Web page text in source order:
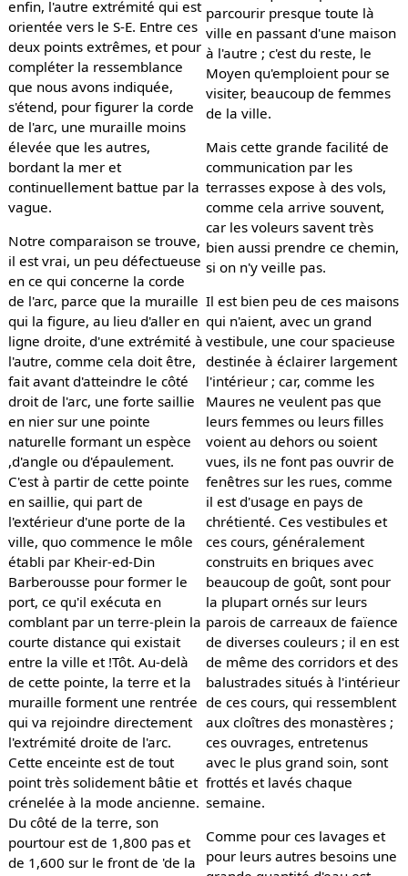
enfin, l'autre extrémité qui est
orientée vers le S-E. Entre ces
deux points extrêmes, et pour
compléter la ressemblance
que nous avons indiquée,
s'étend, pour figurer la corde
de l'arc, une muraille moins
élevée que les autres,
bordant la mer et
continuellement battue par la
vague.
Notre comparaison se trouve,
il est vrai, un peu défectueuse
en ce qui concerne la corde
de l'arc, parce que la muraille
qui la figure, au lieu d'aller en
ligne droite, d'une extrémité à
l'autre, comme cela doit être,
fait avant d'atteindre le côté
droit de l'arc, une forte saillie
en nier sur une pointe
naturelle formant un espèce
,d'angle ou d'épaulement.
C'est à partir de cette pointe
en saillie, qui part de
l'extérieur d'une porte de la
ville, quo commence le môle
établi par Kheir-ed-Din
Barberousse pour former le
port, ce qu'il exécuta en
comblant par un terre-plein la
courte distance qui existait
entre la ville et !Tôt. Au-delà
de cette pointe, la terre et la
muraille forment une rentrée
qui va rejoindre directement
l'extrémité droite de l'arc.
Cette enceinte est de tout
point très solidement bâtie et
crénelée à la mode ancienne.
Du côté de la terre, son
pourtour est de 1,800 pas et
de 1,600 sur le front de 'de la
parcourir presque toute là
ville en passant d'une maison
à l'autre ; c'est du reste, le
Moyen qu'emploient pour se
visiter, beaucoup de femmes
de la ville.
Mais cette grande facilité de
communication par les
terrasses expose à des vols,
comme cela arrive souvent,
car les voleurs savent très
bien aussi prendre ce chemin,
si on n'y veille pas.
Il est bien peu de ces maisons
qui n'aient, avec un grand
vestibule, une cour spacieuse
destinée à éclairer largement
l'intérieur ; car, comme les
Maures ne veulent pas que
leurs femmes ou leurs filles
voient au dehors ou soient
vues, ils ne font pas ouvrir de
fenêtres sur les rues, comme
il est d'usage en pays de
chrétienté. Ces vestibules et
ces cours, généralement
construits en briques avec
beaucoup de goût, sont pour
la plupart ornés sur leurs
parois de carreaux de faïence
de diverses couleurs ; il en est
de même des corridors et des
balustrades situés à l'intérieur
de ces cours, qui ressemblent
aux cloîtres des monastères ;
ces ouvrages, entretenus
avec le plus grand soin, sont
frottés et lavés chaque
semaine.
Comme pour ces lavages et
pour leurs autres besoins une